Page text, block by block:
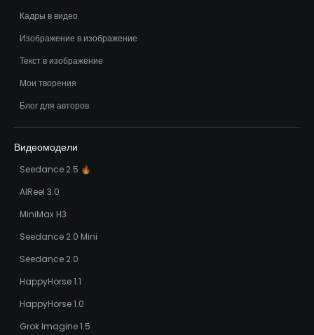
Кадры в видео
Изображение в изображение
Текст в изображение
Мои творения
Блог для авторов
Видеомодели
Seedance 2.5 🔥
AIReel 3.0
MiniMax H3
Seedance 2.0 Mini
Seedance 2.0
HappyHorse 1.1
HappyHorse 1.0
Grok Imagine 1.5